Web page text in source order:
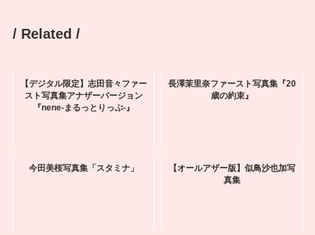
/ Related /
【デジタル限定】志田音々ファー
スト写真集アナザーバージョン
『nene-まるっとりっぷ-』
長澤茉里奈ファースト写真集『20
歳の約束』
今田美桜写真集「スタミナ」
【オールアザー版】似鳥沙也加写
真集